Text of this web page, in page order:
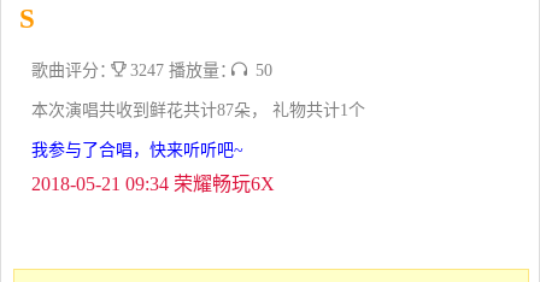
S
歌曲评分： 3247 播放量： 50
本次演唱共收到鲜花共计87朵， 礼物共计1个
我参与了合唱，快来听听吧~
2018-05-21 09:34 荣耀畅玩6X